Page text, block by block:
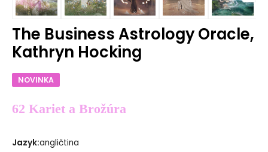
The Business Astrology Oracle,
Kathryn Hocking
NOVINKA
62 Kariet a Brožúra
Jazyk:angličtina